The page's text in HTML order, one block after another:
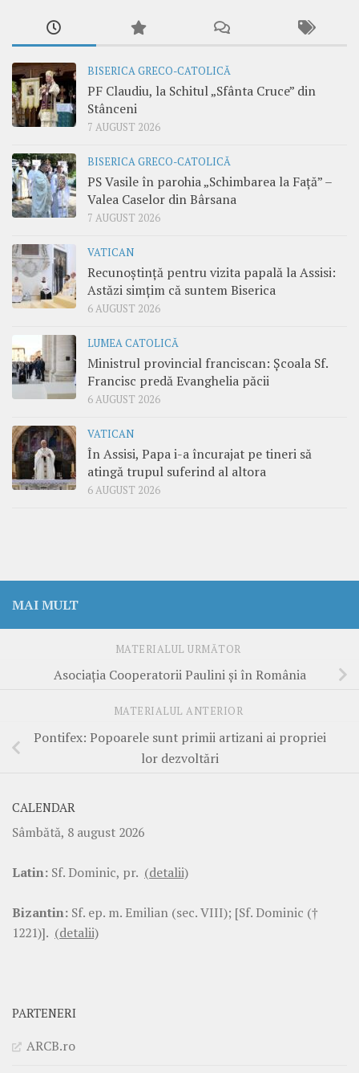
BISERICA GRECO-CATOLICĂ
PF Claudiu, la Schitul „Sfânta Cruce” din
Stânceni
7 AUGUST 2026
BISERICA GRECO-CATOLICĂ
PS Vasile în parohia „Schimbarea la Față” –
Valea Caselor din Bârsana
7 AUGUST 2026
VATICAN
Recunoștință pentru vizita papală la Assisi:
Astăzi simțim că suntem Biserica
6 AUGUST 2026
LUMEA CATOLICĂ
Ministrul provincial franciscan: Școala Sf.
Francisc predă Evanghelia păcii
6 AUGUST 2026
VATICAN
În Assisi, Papa i-a încurajat pe tineri să
atingă trupul suferind al altora
6 AUGUST 2026
MAI MULT
MATERIALUL URMĂTOR
Asociația Cooperatorii Paulini și în România
MATERIALUL ANTERIOR
Pontifex: Popoarele sunt primii artizani ai propriei
lor dezvoltări
CALENDAR
Sâmbătă, 8 august 2026
Latin: Sf. Dominic, pr. (detalii)
Bizantin: Sf. ep. m. Emilian (sec. VIII); [Sf. Dominic (†
1221)]. (detalii)
PARTENERI
ARCB.ro